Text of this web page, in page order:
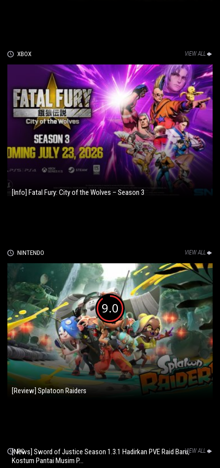
XBOX VIEW ALL
[Info] Fatal Fury: City of the Wolves – Season 3
NINTENDO VIEW ALL
9.0
[Review] Splatoon Raiders
PC VIEW ALL
[News] Sword of Justice Season 1.3.1 Hadirkan PVE Raid Baru,
Kostum Pantai Musim P...